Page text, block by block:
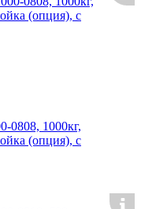
0808, 1000кг,
(опция), с